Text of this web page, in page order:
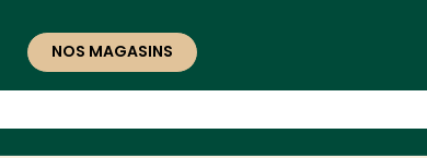
NOS MAGASINS